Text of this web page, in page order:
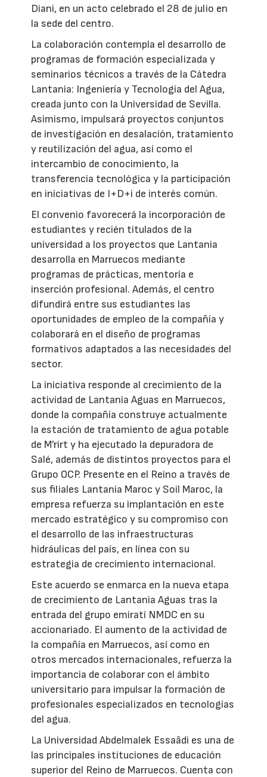
Diani, en un acto celebrado el 28 de julio en
la sede del centro.
La colaboración contempla el desarrollo de
programas de formación especializada y
seminarios técnicos a través de la Cátedra
Lantania: Ingeniería y Tecnología del Agua,
creada junto con la Universidad de Sevilla.
Asimismo, impulsará proyectos conjuntos
de investigación en desalación, tratamiento
y reutilización del agua, así como el
intercambio de conocimiento, la
transferencia tecnológica y la participación
en iniciativas de I+D+i de interés común.
El convenio favorecerá la incorporación de
estudiantes y recién titulados de la
universidad a los proyectos que Lantania
desarrolla en Marruecos mediante
programas de prácticas, mentoría e
inserción profesional. Además, el centro
difundirá entre sus estudiantes las
oportunidades de empleo de la compañía y
colaborará en el diseño de programas
formativos adaptados a las necesidades del
sector.
La iniciativa responde al crecimiento de la
actividad de Lantania Aguas en Marruecos,
donde la compañía construye actualmente
la estación de tratamiento de agua potable
de M’rirt y ha ejecutado la depuradora de
Salé, además de distintos proyectos para el
Grupo OCP. Presente en el Reino a través de
sus filiales Lantania Maroc y Soil Maroc, la
empresa refuerza su implantación en este
mercado estratégico y su compromiso con
el desarrollo de las infraestructuras
hidráulicas del país, en línea con su
estrategia de crecimiento internacional.
Este acuerdo se enmarca en la nueva etapa
de crecimiento de Lantania Aguas tras la
entrada del grupo emiratí NMDC en su
accionariado. El aumento de la actividad de
la compañía en Marruecos, así como en
otros mercados internacionales, refuerza la
importancia de colaborar con el ámbito
universitario para impulsar la formación de
profesionales especializados en tecnologías
del agua.
La Universidad Abdelmalek Essaâdi es una de
las principales instituciones de educación
superior del Reino de Marruecos. Cuenta con